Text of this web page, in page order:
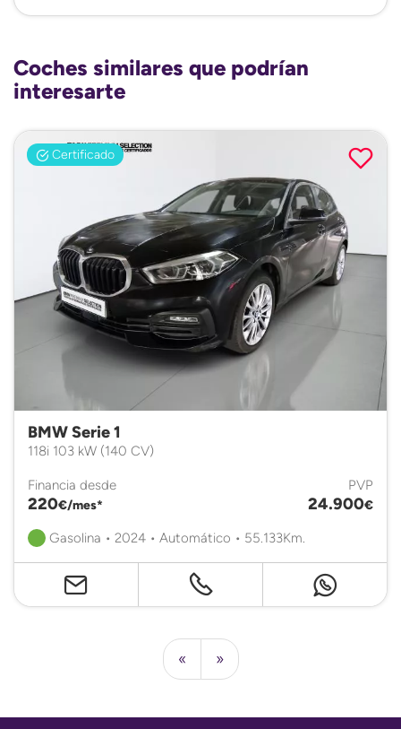
Coches similares que podrían
interesarte
Certificado
BMW Serie 1
118i 103 kW (140 CV)
Financia desde
220€/mes*
PVP
24.900€
Gasolina • 2024 • Automático • 55.133Km.
« »